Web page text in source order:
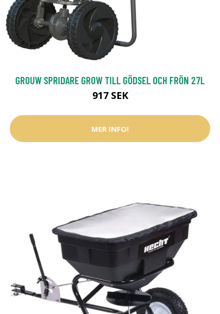
GROUW SPRIDARE GROW TILL GÖDSEL OCH FRÖN 27L
917 SEK
MER INFO!